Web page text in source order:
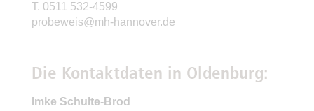
T. 0511 532-4599
probeweis@mh-hannover.de
Die Kontaktdaten in Oldenburg:
Imke Schulte-Brod